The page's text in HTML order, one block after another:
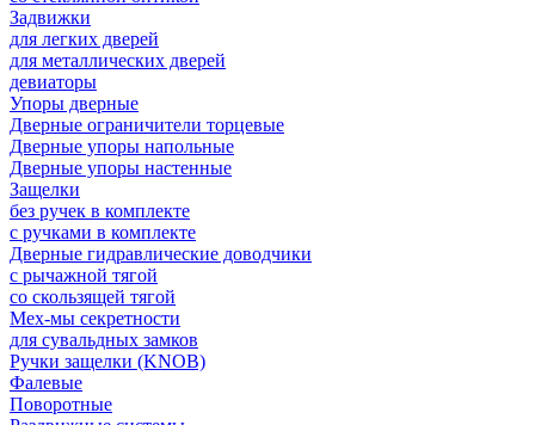
Задвижки
для легких дверей
для металлических дверей
девиаторы
Упоры дверные
Дверные ограничители торцевые
Дверные упоры напольные
Дверные упоры настенные
Защелки
без ручек в комплекте
с ручками в комплекте
Дверные гидравлические доводчики
с рычажной тягой
со скользящей тягой
Мех-мы секретности
для сувальдных замков
Ручки защелки (KNOB)
Фалевые
Поворотные